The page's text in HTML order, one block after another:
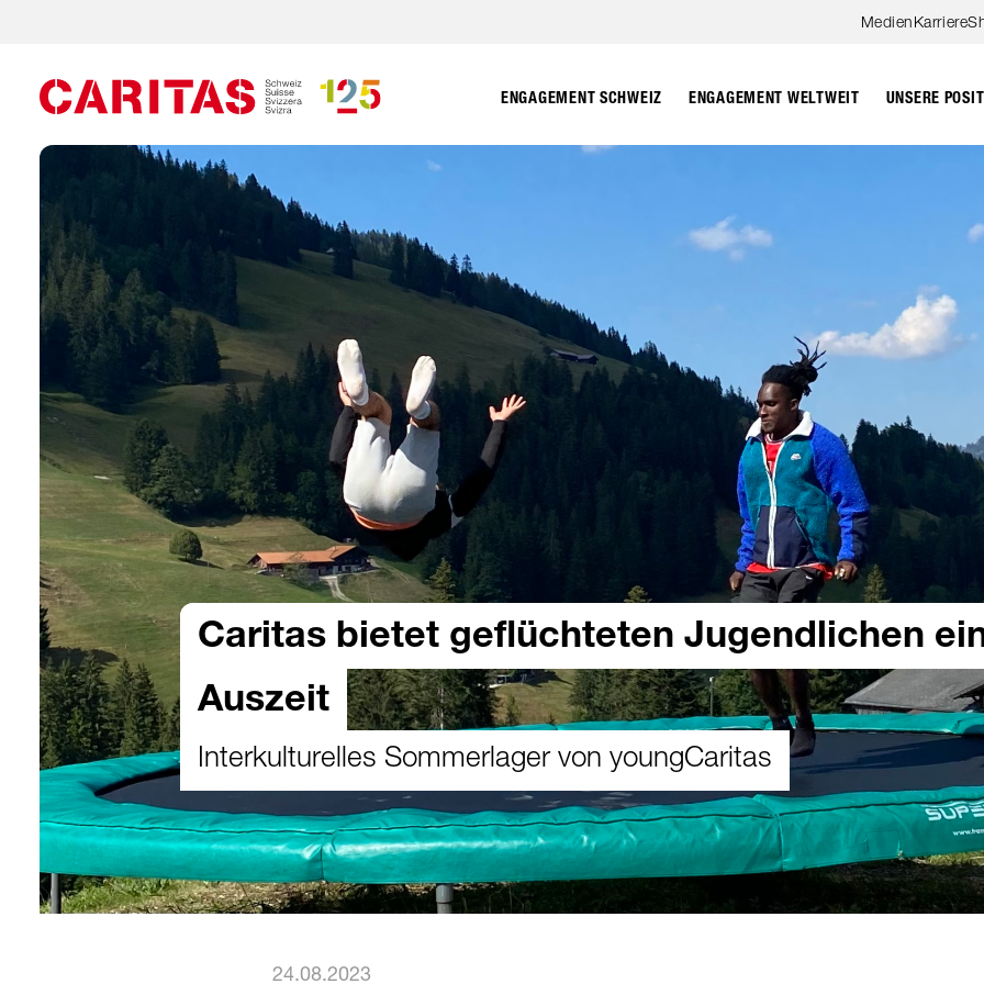
Zum Hauptinhalt springen
MedienKarriere
ENGAGEMENT SCHWEIZ ENGAGEMENT WELTWEIT UNSERE
Caritas bietet geflüchteten Jugendlichen
Auszeit
Interkulturelles Sommerlager von youngCaritas
24.08.2023